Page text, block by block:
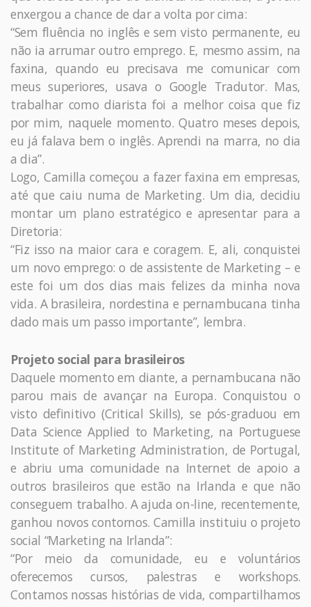
enxergou a chance de dar a volta por cima:
“Sem fluência no inglês e sem visto permanente, eu
não ia arrumar outro emprego. E, mesmo assim, na
faxina, quando eu precisava me comunicar com
meus superiores, usava o Google Tradutor. Mas,
trabalhar como diarista foi a melhor coisa que fiz
por mim, naquele momento. Quatro meses depois,
eu já falava bem o inglês. Aprendi na marra, no dia
a dia”.
Logo, Camilla começou a fazer faxina em empresas,
até que caiu numa de Marketing. Um dia, decidiu
montar um plano estratégico e apresentar para a
Diretoria:
“Fiz isso na maior cara e coragem. E, ali, conquistei
um novo emprego: o de assistente de Marketing – e
este foi um dos dias mais felizes da minha nova
vida. A brasileira, nordestina e pernambucana tinha
dado mais um passo importante”, lembra.
Projeto social para brasileiros
Daquele momento em diante, a pernambucana não
parou mais de avançar na Europa. Conquistou o
visto definitivo (Critical Skills), se pós-graduou em
Data Science Applied to Marketing, na Portuguese
Institute of Marketing Administration, de Portugal,
e abriu uma comunidade na Internet de apoio a
outros brasileiros que estão na Irlanda e que não
conseguem trabalho. A ajuda on-line, recentemente,
ganhou novos contornos. Camilla instituiu o projeto
social “Marketing na Irlanda”:
“Por meio da comunidade, eu e voluntários
oferecemos cursos, palestras e workshops.
Contamos nossas histórias de vida, compartilhamos